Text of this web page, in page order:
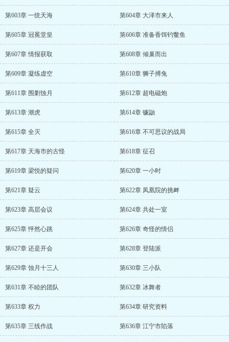
第603章 一统天海 第604章 大泽市来人
第605章 冠冕堂皇 第606章 准备香饵钓鳖鱼
第607章 情报获取 第608章 倾巢而出
第609章 凝练虚空 第610章 狮子搏兔
第611章 围剿蚀月 第612章 超电磁炮
第613章 潮虎 第614章 镰鼬
第615章 全灭 第616章 不可思议的战局
第617章 天海市的古怪 第618章 征召
第619章 梁悦的疑问 第620章 一小时
第621章 疑云 第622章 凤凰院的挑衅
第623章 高层会议 第624章 共处一室
第625章 怦然心跳 第626章 奇怪的情侣
第627章 还是开会 第628章 登陆派
第629章 蚀月十三人 第630章 三小队
第631章 不睦的团队 第632章 冰舞者
第633章 权力 第634章 研究资料
第635章 三线作战 第636章 江宁市陷落